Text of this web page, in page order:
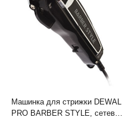
Машинка для стрижки DEWAL
PRO BARBER STYLE, сетевая,